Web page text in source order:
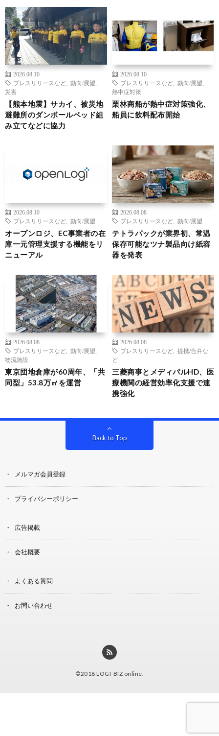
2026.08.10
プレスリリースなど
動向/展望
災害
【熊本地震】サカイ、被災地
避難所のダンボールベッド組
み立てなどに協力
2026.08.10
プレスリリースなど
動向/展望
熱中症対策
栗林商船が熱中症対策強化、
船員に飲料配布開始
2026.08.10
プレスリリースなど
動向/展望
オープンロジ、EC事業者の在
庫一元管理支援する機能をリ
ニューアル
2026.08.08
プレスリリースなど
動向/展望
テトラパックが業界初、常温
保存可能なツナ製品向け紙容
器を発表
2026.08.08
プレスリリースなど
動向/展望
物流施設
東京団地倉庫が60周年、「共
同型」53.8万㎡を運営
2026.08.08
プレスリリースなど
提携/合弁な
ど
三菱商事とメディパルHD、医
療機関の経営効率化支援で連
携強化
Back to Top
メルマガ会員登録
プライバシーポリシー
広告掲載
会社概要
よくある質問
お問い合わせ
©2018 LOGI-BIZ online